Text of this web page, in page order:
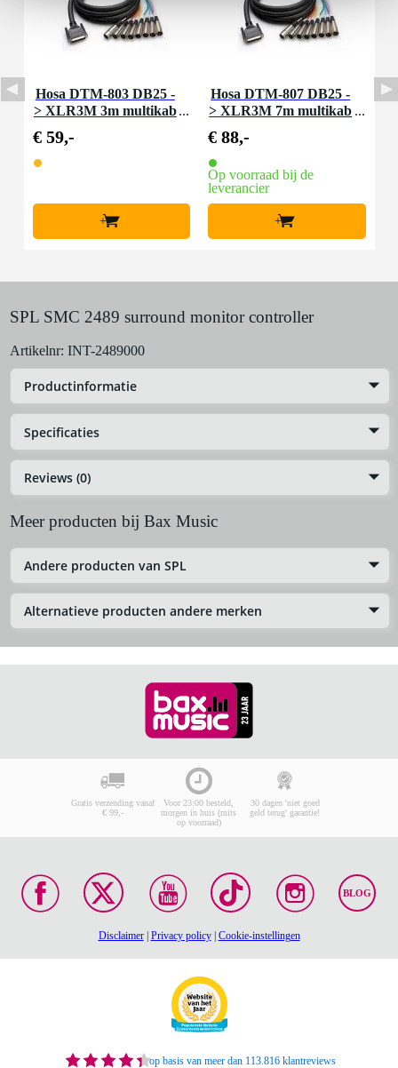
Hosa DTM-803 DB25 -
> XLR3M 3m multikab
€ 59,-
+
Hosa DTM-807 DB25 -
> XLR3M 7m multikab
€ 88,-
Op voorraad bij de
leverancier
+
SPL SMC 2489 surround monitor controller
Artikelnr: INT-2489000
Productinformatie
Specificaties
Reviews (0)
Meer producten bij Bax Music
Andere producten van SPL
Alternatieve producten andere merken
Gratis verzending vanaf
€ 99,-
Voor 23:00 besteld,
morgen in huis (mits
op voorraad)
30 dagen 'niet goed
geld terug' garantie!
BLOG
Disclaimer| Privacy policy| Cookie-instellingen
op basis van meer dan 113.816 klantreviews